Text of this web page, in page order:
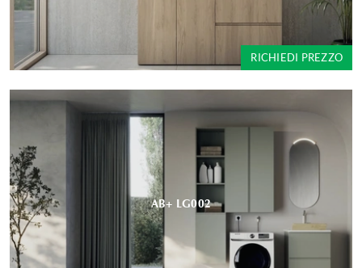
RICHIEDI PREZZO
AB+ LG002